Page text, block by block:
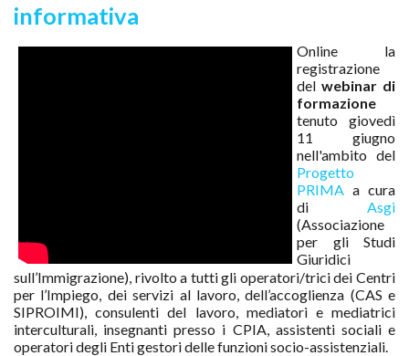
informativa
Online la
registrazione
del webinar di
formazione
tenuto giovedì
11 giugno
nell'ambito del
Progetto
PRIMA a cura
di Asgi
(Associazione
per gli Studi
Giuridici
sull’Immigrazione), rivolto a tutti gli operatori/trici dei Centri
per l’Impiego, dei servizi al lavoro, dell’accoglienza (CAS e
SIPROIMI), consulenti del lavoro, mediatori e mediatrici
interculturali, insegnanti presso i CPIA, assistenti sociali e
operatori degli Enti gestori delle funzioni socio-assistenziali.